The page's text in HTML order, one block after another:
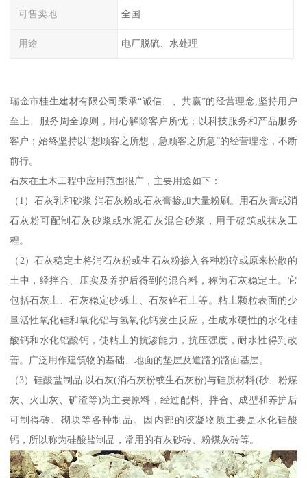
可售卖地 全国
用途 电厂脱硫、水处理
瑞金市桂生建材有限公司秉承“诚信、、共赢”的经营理念,坚持用户
至上、服务周全原则，用心解除客户所忧；以科技服务和产品服务
客户；始终坚持以“想顾客之所想，急顾客之所急”的经营理念，不断
前行。
石灰在土木工程中应用范围很广，主要用途如下：
（1）石灰乳和砂浆 消石灰粉或石灰膏掺加大量粉刷。用石灰膏或消
石灰粉可配制石灰砂浆或水泥石灰混合砂浆，用于砌筑或抹灰工
程。
（2）石灰稳定土将消石灰粉或生石灰粉掺入各种粉碎或原来松散的
土中，经拌合、压实及养护后得到的混合料，称为石灰稳定土。它
包括石灰土、石灰稳定砂砾土、石灰碎石土等。粘土颗粒表面的少
量活性氧化硅和氧化铝与氢氧化钙发生反应，生成水硬性的水化硅
酸钙和水化铝酸钙，使粘土的抗渗能力，抗压强度，耐水性得到改
善。广泛用作建筑物的基础、地面的垫层及道路的路面基层。
（3）硅酸盐制品 以石灰(消石灰粉或生石灰粉)与硅质材料(砂、粉煤
灰、火山灰、矿渣等)为主要原料，经过配料、拌合、成型和养护后
可制得砖、砌块等各种制品。因内部的胶凝物质主要是水化硅酸
钙，所以称为硅酸盐制品，常用的有灰砂砖、粉煤灰砖等。